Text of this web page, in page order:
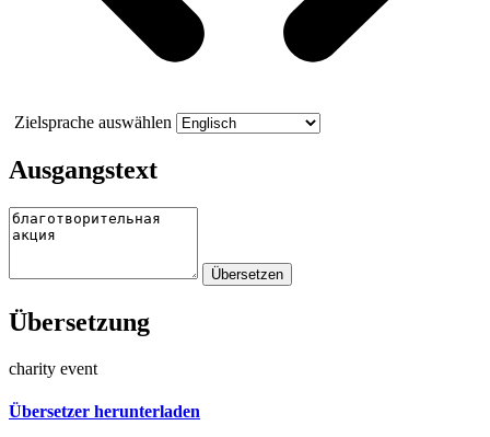
Zielsprache auswählen
Ausgangstext
Übersetzung
charity event
Übersetzer herunterladen